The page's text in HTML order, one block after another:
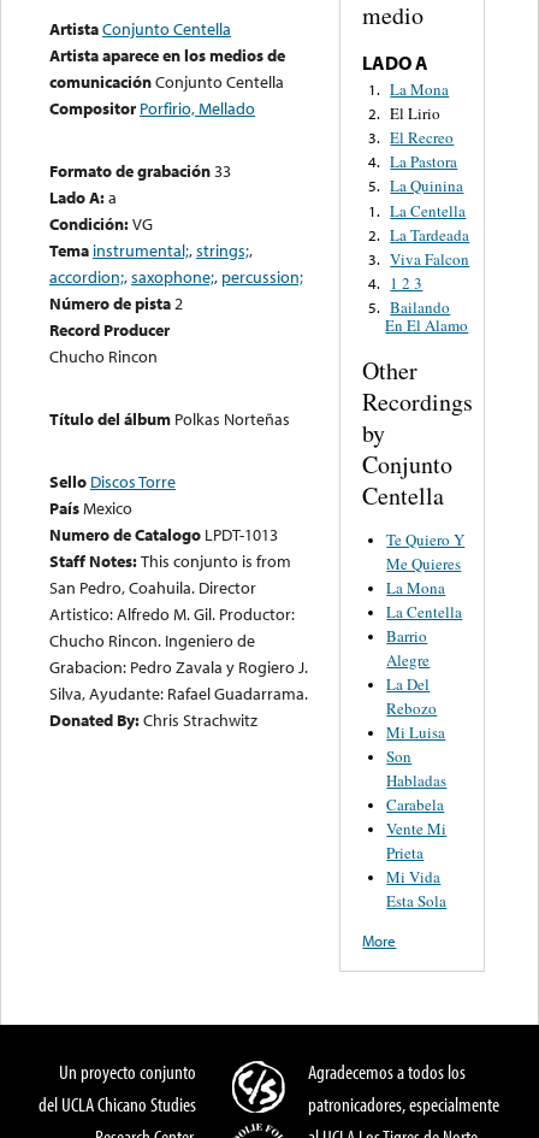
ArtistaConjunto Centella
Artista aparece en los medios de
comunicaciónConjunto Centella
Compositor Porfirio, Mellado
Formato de grabación33
Lado A:a
Condición:VG
Tema instrumental;,strings;,
accordion;,saxophone;, percussion;
Número de pista2
Record Producer
Chucho Rincon
Título del álbum Polkas Norteñas
Sello Discos Torre
PaísMexico
Numero de Catalogo LPDT-1013
Staff Notes:This conjunto is from
San Pedro, Coahuila. Director
Artistico: Alfredo M. Gil. Productor:
Chucho Rincon. Ingeniero de
Grabacion: Pedro Zavala y Rogiero J.
Silva, Ayudante: Rafael Guadarrama.
Donated By:Chris Strachwitz
medio
LADO A
1. La Mona
2. El Lirio
3. El Recreo
4. La Pastora
5. La Quinina
1. La Centella
2. La Tardeada
3. Viva Falcon
4. 1 2 3
5. Bailando
En El Alamo
Other
Recordings
by
Conjunto
Centella
Te Quiero Y
Me Quieres
La Mona
La Centella
Barrio
Alegre
La Del
Rebozo
Mi Luisa
Son
Habladas
Carabela
Vente Mi
Prieta
Mi Vida
Esta Sola
More
Un proyecto conjunto
del UCLA Chicano Studies
Agradecemos a todos los
patronicadores, especialmente